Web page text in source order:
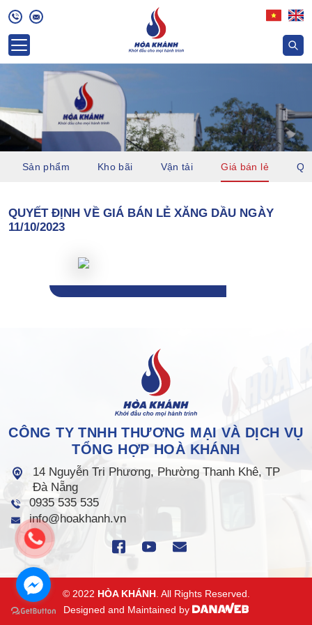
Sản phẩm Kho bãi Vận tải Giá bán lẻ
QUYẾT ĐỊNH VỀ GIÁ BÁN LẺ XĂNG DẦU NGÀY
11/10/2023
CÔNG TY TNHH THƯƠNG MẠI VÀ DỊCH VỤ
TỔNG HỢP HOÀ KHÁNH
14 Nguyễn Tri Phương, Phường Thanh Khê, TP
Đà Nẵng
0935 535 535
info@hoakhanh.vn
© 2022 HÒA KHÁNH. All Rights Reserved.
Designed and Maintained by